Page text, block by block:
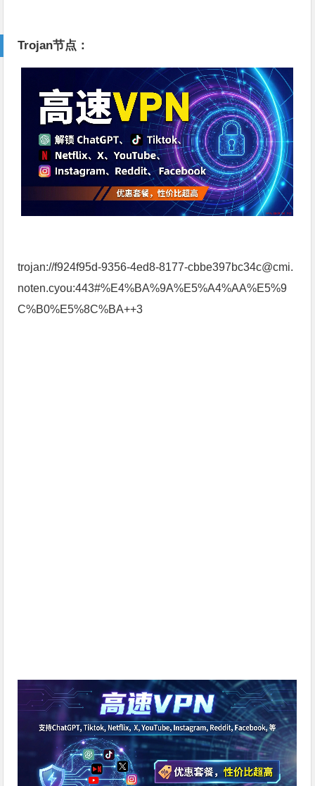
Trojan节点：
trojan://f924f95d-9356-4ed8-8177-cbbe397bc34c@cmi.
noten.cyou:443#%E4%BA%9A%E5%A4%AA%E5%9
C%B0%E5%8C%BA++3